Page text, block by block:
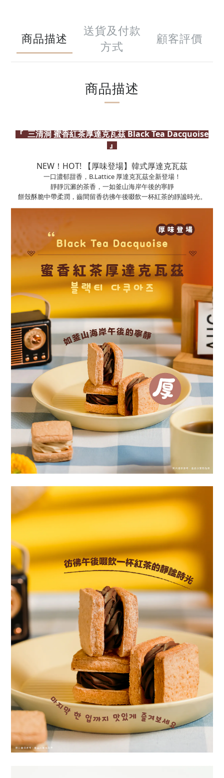
商品描述
送貨及付款
方式
顧客評價
商品描述
『三清洞 蜜香紅茶厚達克瓦茲 Black Tea Dacquoise
』
NEW！HOT! 【厚味登場】韓式厚達克瓦茲
一口濃郁甜香，B.Lattice 厚達克瓦茲全新登場！
靜靜沉澱的茶香，一如釜山海岸午後的寧靜
餅殼酥脆中帶柔潤，齒間留香彷彿午後啜飲一杯紅茶的靜謐時光。